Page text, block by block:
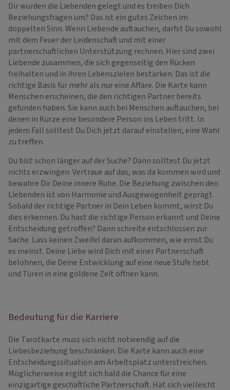
Dir wurden die Liebenden gelegt und es treiben Dich
Beziehungsfragen um? Das ist ein gutes Zeichen im
doppelten Sinn. Wenn Liebende auftauchen, darfst Du sowohl
mit dem Feuer der Leidenschaft und mit einer
partnerschaftlichen Unterstützung rechnen. Hier sind zwei
Liebende zusammen, die sich gegenseitig den Rücken
freihalten und in ihren Lebenszielen bestärken. Das ist die
richtige Basis für mehr als nur eine Affäre. Die Karte kann
Menschen erscheinen, die den richtigen Partner bereits
gefunden haben. Sie kann auch bei Menschen auftauchen, bei
denen in Kürze eine besondere Person ins Leben tritt. In
jedem Fall solltest Du Dich jetzt darauf einstellen, eine Wahl
zu treffen.
Du bist schon länger auf der Suche? Dann solltest Du jetzt
nichts erzwingen. Vertraue auf das, was da kommen wird und
bewahre Dir Deine innere Ruhe. Die Beziehung zwischen den
Liebenden ist von Harmonie und Ausgewogenheit geprägt.
Sobald der richtige Partner in Dein Leben kommt, wirst Du
dies erkennen. Du hast die richtige Person erkannt und Deine
Entscheidung getroffen? Dann schreite entschlossen zur
Sache. Lass keinen Zweifel daran aufkommen, wie ernst Du
es meinst. Deine Liebe wird Dich mit einer Partnerschaft
belohnen, die Deine Entwicklung auf eine neue Stufe hebt
und Türen in eine goldene Zeit öffnen kann.
Bedeutung für die Karriere
Die Tarotkarte muss sich nicht notwendig auf die
Liebesbeziehung beschränken. Die Karte kann auch eine
Entscheidungssituation am Arbeitsplatz unterstreichen.
Möglicherweise ergibt sich bald die Chance für eine
einzigartige geschäftliche Partnerschaft. Hat sich vielleicht